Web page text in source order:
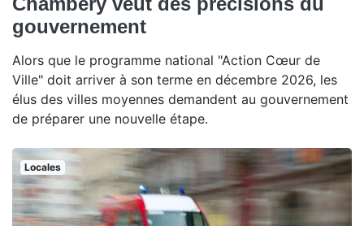
gouvernement
Alors que le programme national "Action Cœur de
Ville" doit arriver à son terme en décembre 2026, les
élus des villes moyennes demandent au gouvernement
de préparer une nouvelle étape.
Locales